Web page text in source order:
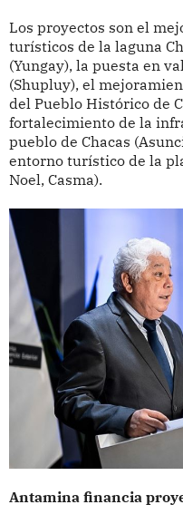
Los proyectos son el
turísticos de la laguna
(Yungay), la puesta en
(Shupluy), el
del Pueblo Histórico de
fortalecimiento de la
pueblo de Chacas
entorno turístico de la
Noel, Casma).
Antamina financia